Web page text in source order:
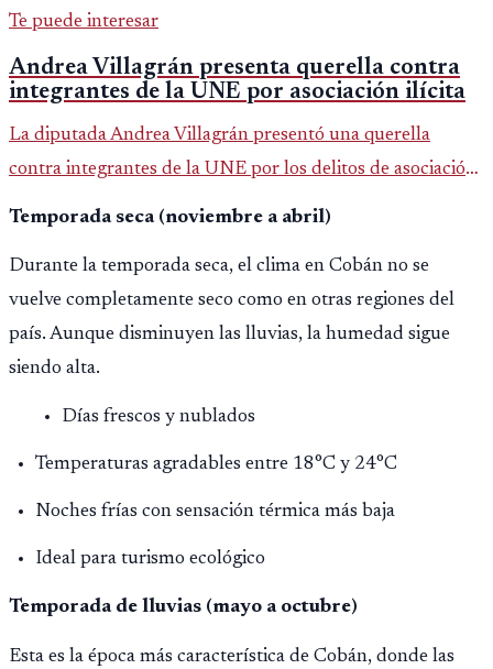
Te puede interesar
Andrea Villagrán presenta querella contra
integrantes de la UNE por asociación ilícita
La diputada Andrea Villagrán presentó una querella
contra integrantes de la UNE por los delitos de asociación
ilícita, terrorismo y sedición.
Temporada seca (noviembre a abril)
Durante la temporada seca, el clima en Cobán no se
vuelve completamente seco como en otras regiones del
país. Aunque disminuyen las lluvias, la humedad sigue
siendo alta.
Días frescos y nublados
Temperaturas agradables entre 18°C y 24°C
Noches frías con sensación térmica más baja
Ideal para turismo ecológico
Temporada de lluvias (mayo a octubre)
Esta es la época más característica de Cobán, donde las